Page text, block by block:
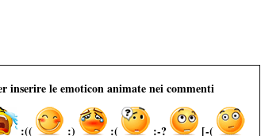
inserire le emoticon animate nei commenti
:(( :) :( :-? [-(